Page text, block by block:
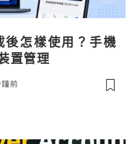
怎樣使用？手機
置管理
前